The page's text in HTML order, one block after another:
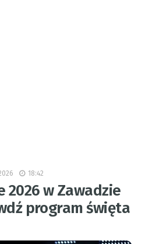
18:42
2026 w Zawadzie
program święta